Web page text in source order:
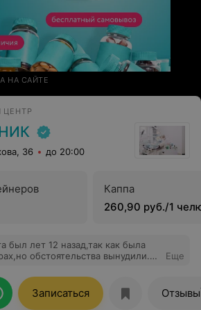
НА САЙТЕ
ЦЕНТР
36 до 20:00
Каппа
260,90 руб./1
был лет 12 назад,так как была
обстоятельства вынудили.
первого приёма ушёл даже и не
и безболезненно.Павел
передний зуб! Страх
Еще
Записаться Отзывы